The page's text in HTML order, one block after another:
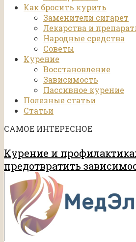
Как бросить курить
Заменители сигарет
Лекарства и
Народные средства
Советы
Курение
Восстановление
Зависимость
Пассивное курение
Полезные статьи
Статьи
САМОЕ ИНТЕРЕСНОЕ
Курение и
предотвратить